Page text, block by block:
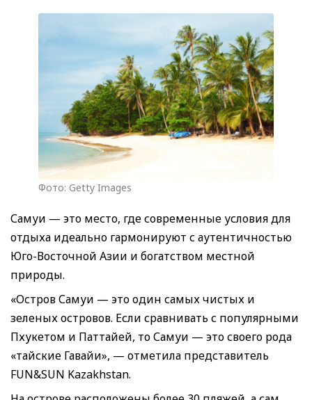
Фото: Getty Images
Самуи — это место, где современные условия для
отдыха идеально гармонируют с аутентичностью
Юго-Восточной Азии и богатством местной
природы.
«Остров Самуи — это один самых чистых и
зеленых островов. Если сравнивать с популярными
Пхукетом и Паттайей, то Самуи — это своего рода
«тайские Гавайи», — отметила представитель
FUN&SUN Kazakhstan.